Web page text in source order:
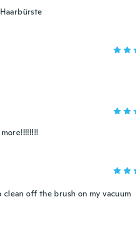
off the brush on my vacuum